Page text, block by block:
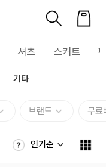
셔츠 스커트
기타
브랜드 무료
인기순